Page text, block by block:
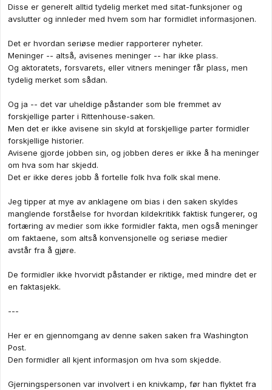
Disse er generelt alltid tydelig merket med sitat-funksjoner og
avslutter og innleder med hvem som har formidlet informasjonen.
Det er hvordan seriøse medier rapporterer nyheter.
Meninger -- altså, avisenes meninger -- har ikke plass.
Og aktoratets, forsvarets, eller vitners meninger får plass, men
tydelig merket som sådan.
Og ja -- det var uheldige påstander som ble fremmet av
forskjellige parter i Rittenhouse-saken.
Men det er ikke avisene sin skyld at forskjellige parter formidler
forskjellige historier.
Avisene gjorde jobben sin, og jobben deres er ikke å ha meninger
om hva som har skjedd.
Det er ikke deres jobb å fortelle folk hva folk skal mene.
Jeg tipper at mye av anklagene om bias i den saken skyldes
manglende forståelse for hvordan kildekritikk faktisk fungerer, og
fortæring av medier som ikke formidler fakta, men også meninger
om faktaene, som altså konvensjonelle og seriøse medier
avstår fra å gjøre.
De formidler ikke hvorvidt påstander er riktige, med mindre det er
en faktasjekk.
---
Her er en gjennomgang av denne saken saken fra Washington
Post.
Den formidler all kjent informasjon om hva som skjedde.
Gjerningspersonen var involvert i en knivkamp, før han flyktet fra